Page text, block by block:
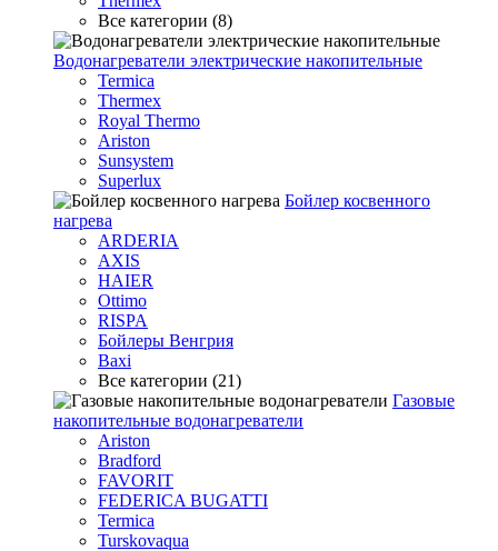
Все категории (8)
Водонагреватели электрические накопительные
Termica
Thermex
Royal Thermo
Ariston
Sunsystem
Superlux
Бойлер косвенного
нагрева
ARDERIA
AXIS
HAIER
Ottimo
RISPA
Бойлеры Венгрия
Baxi
Все категории (21)
Газовые
накопительные водонагреватели
Ariston
Bradford
FAVORIT
FEDERICA BUGATTI
Termica
Turskovaqua